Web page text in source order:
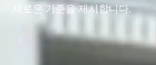
새로운 기준을 제시합니다.